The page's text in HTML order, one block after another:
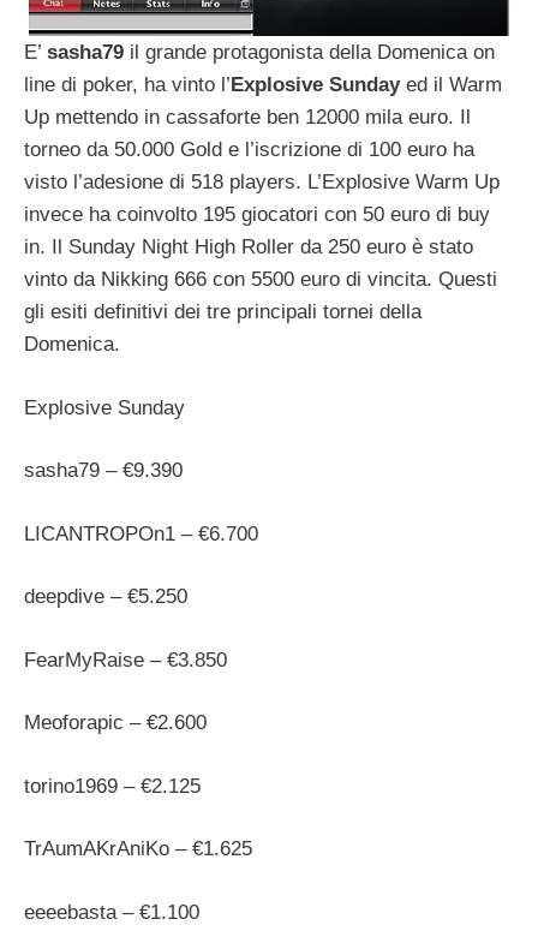
E’ sasha79 il grande protagonista della Domenica on
line di poker, ha vinto l’Explosive Sundayed il Warm
Up mettendo in cassaforte ben 12000 mila euro. Il
torneo da 50.000 Gold e l’iscrizione di 100 euro ha
visto l’adesione di 518 players. L’Explosive Warm Up
invece ha coinvolto 195 giocatori con 50 euro di buy
in. Il Sunday Night High Roller da 250 euro è stato
vinto da Nikking 666 con 5500 euro di vincita. Questi
gli esiti definitivi dei tre principali tornei della
Domenica.
Explosive Sunday
sasha79 – €9.390
LICANTROPOn1 – €6.700
deepdive – €5.250
FearMyRaise – €3.850
Meoforapic – €2.600
torino1969 – €2.125
TrAumAKrAniKo – €1.625
eeeebasta – €1.100